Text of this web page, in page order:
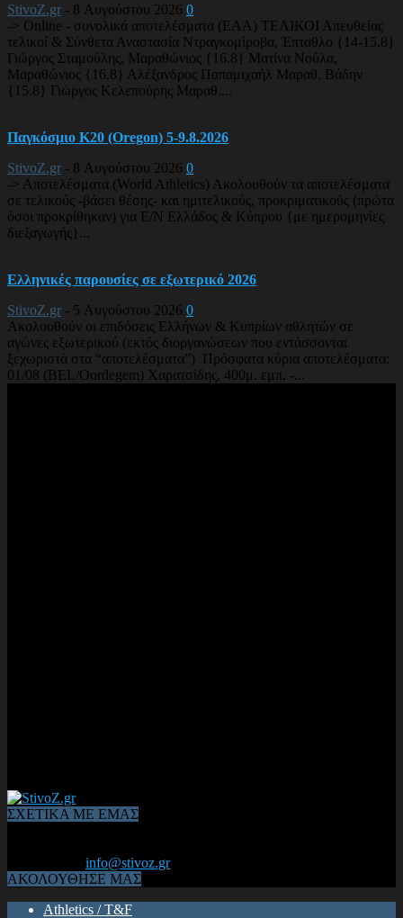
StivoZ.gr - 8 Αυγούστου 2026 0
-> Online - συνολικά αποτελέσματα (EAA) ΤΕΛΙΚΟΙ Απευθείας
τελικοί & Σύνθετα Αναστασία Ντραγκομίροβα, Έπταθλο {14-15.8}
Γιώργος Σταμούλης, Μαραθώνιος {16.8} Ματίνα Νούλα,
Μαραθώνιος {16.8} Αλέξανδρος Παπαμιχαήλ Μαραθ. Βάδην
{15.8} Γιώργος Κελεπούρης Μαραθ....
Παγκόσμιο Κ20 (Oregon) 5-9.8.2026
StivoZ.gr - 8 Αυγούστου 2026 0
-> Αποτελέσματα (World Athletics) Ακολουθούν τα αποτελέσματα
σε τελικούς -βάσει θέσης- και ημιτελικούς, προκριματικούς (πρώτα
όσοι προκρίθηκαν) για Ε/Ν Ελλάδος & Κύπρου {με ημερομηνίες
διεξαγωγής}...
Ελληνικές παρουσίες σε εξωτερικό 2026
StivoZ.gr - 5 Αυγούστου 2026 0
Ακολουθούν οι επιδόσεις Ελλήνων & Κυπρίων αθλητών σε
αγώνες εξωτερικού (εκτός διοργανώσεων που εντάσσονται
ξεχωριστά στα “αποτελέσματα”) Πρόσφατα κύρια αποτελέσματα:
01/08 (BEL/Oordegem) Χαρατσίδης, 400μ. εμπ. -...
ΣΧΕΤΙΚΑ ΜΕ ΕΜΑΣ
info@stivoz.gr
ΑΚΟΛΟΥΘΗΣΕ ΜΑΣ
Athletics / T&F